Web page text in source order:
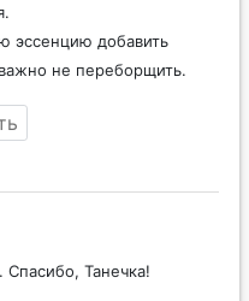
эссенцию добавить
не переборщить.
Танечка!